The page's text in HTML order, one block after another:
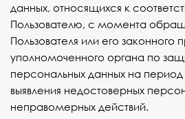
данных, относящихся к
Пользователю, с момента
Пользователя или его законного
уполномоченного органа по
персональных данных на период
выявления недостоверных
неправомерных действий.